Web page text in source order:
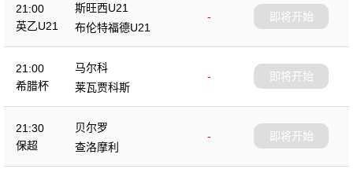
21:00
英乙U21
斯旺西U21
-
布伦特福德U21
即将开始
21:00
希腊杯
马尔科
-
莱瓦贾科斯
即将开始
21:30
保超
贝尔罗
-
查洛摩利
即将开始